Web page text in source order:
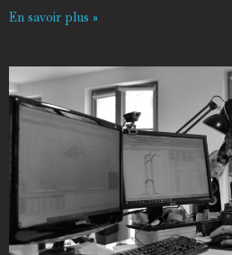
En savoir plus »